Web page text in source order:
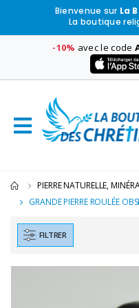
Bienvenue sur La
La boutique
-10% avec le code
PIERRE NATURELLE,
GRANDE PIERRE ROULÉE
FILTRER